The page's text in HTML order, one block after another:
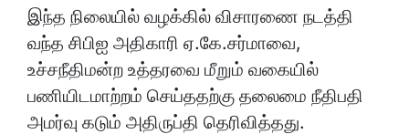
இந்த நிலையில் வழக்கில் விசாரணை நடத்தி
வந்த சிபிஐ அதிகாரி ஏ.கே.சர்மாவை,
உச்சநீதிமன்ற உத்தரவை மீறும் வகையில்
பணியிடமாற்றம் செய்ததற்கு தலைமை நீதிபதி
அமர்வு கடும் அதிருப்தி தெரிவித்தது.